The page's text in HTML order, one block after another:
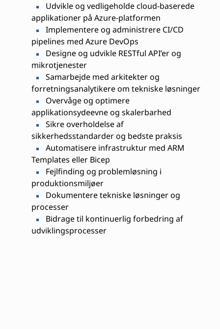
Udvikle og vedligeholde cloud-baserede
applikationer på Azure-platformen
Implementere og administrere CI/CD
pipelines med Azure DevOps
Designe og udvikle RESTful API’er og
mikrotjenester
Samarbejde med arkitekter og
forretningsanalytikere om tekniske løsninger
Overvåge og optimere
applikationsydeevne og skalerbarhed
Sikre overholdelse af
sikkerhedsstandarder og bedste praksis
Automatisere infrastruktur med ARM
Templates eller Bicep
Fejlfinding og problemløsning i
produktionsmiljøer
Dokumentere tekniske løsninger og
processer
Bidrage til kontinuerlig forbedring af
udviklingsprocesser